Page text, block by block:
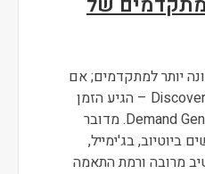
יותר למתקדמים; אם
אתם מכירים את מודעות Discovery – הגיע הזמן
להכיר את הגרסה החדשה: Demand Gen. מדובר
ביוטיוב, בג'ימייל,
מרובה ורמת התאמה